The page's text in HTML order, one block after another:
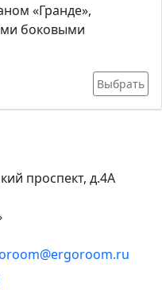
«Гранде»,
боковыми
Выбрать
проспект, д.4А